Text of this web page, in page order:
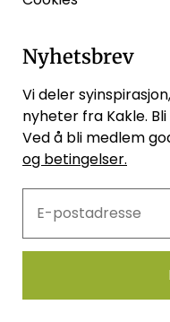
Nyhetsbrev
Vi deler
nyheter fra Kakle.
Ved å bli medlem
og betingelser.